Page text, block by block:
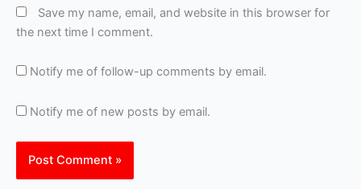
Save my name, email, and website in this browser for
the next time I comment.
Notify me of follow-up comments by email.
Notify me of new posts by email.